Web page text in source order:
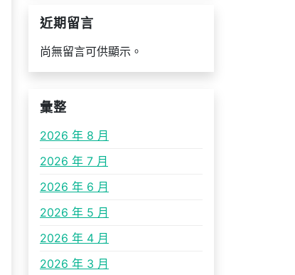
近期留言
尚無留言可供顯示。
彙整
2026 年 8 月
2026 年 7 月
2026 年 6 月
2026 年 5 月
2026 年 4 月
2026 年 3 月